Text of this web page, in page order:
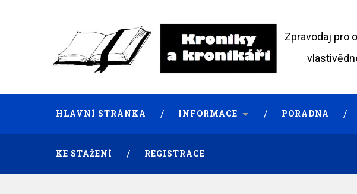
Zpravodaj pro
HLAVNÍ STRÁNKA INFORMACE PORADNA
KE STAŽENÍ REGISTRACE